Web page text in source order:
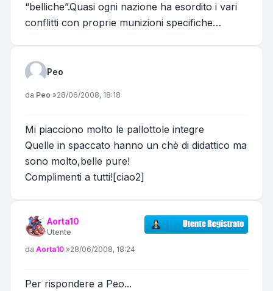
“belliche”.Quasi ogni nazione ha esordito i vari
conflitti con proprie munizioni specifiche…
Peo
Messaggio
da Peo »28/06/2008, 18:18
Mi piacciono molto le pallottole integre
Quelle in spaccato hanno un chè di didattico ma
sono molto,belle pure!
Complimenti a tutti![ciao2]
Aorta10
Utente
Messaggio
da Aorta10 »28/06/2008, 18:24
Per rispondere a Peo...